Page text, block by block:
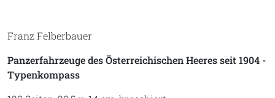
Franz Felberbauer
Panzerfahrzeuge des Österreichischen Heeres seit 1904 -
Typenkompass